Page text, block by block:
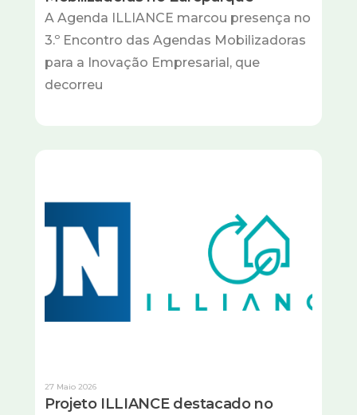
A Agenda ILLIANCE marcou presença no
3.º Encontro das Agendas Mobilizadoras
para a Inovação Empresarial, que
decorreu
27 Maio 2026
Projeto ILLIANCE destacado no